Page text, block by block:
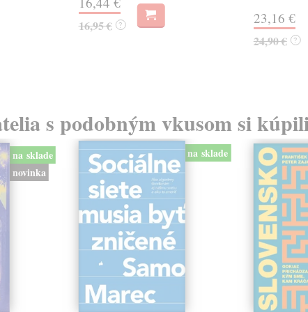
16,95 € ? 23,16 €
24,90 € ?
s podobným vkusom si
na sklade
novinka
na sklade